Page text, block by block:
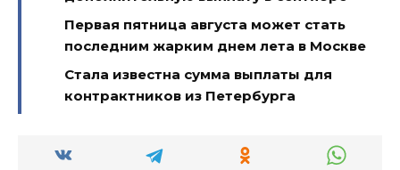
Первая пятница августа может стать
последним жарким днем лета в Москве
Стала известна сумма выплаты для
контрактников из Петербурга